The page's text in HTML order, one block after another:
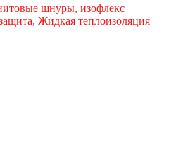
шнуры, изофлекс
Жидкая теплоизоляция